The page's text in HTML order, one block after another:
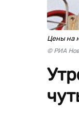
Цены на
© РИА